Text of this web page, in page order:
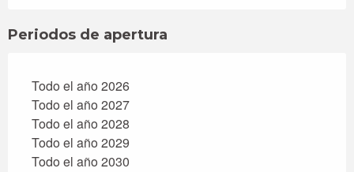
Periodos de apertura
Todo el año 2026
Todo el año 2027
Todo el año 2028
Todo el año 2029
Todo el año 2030